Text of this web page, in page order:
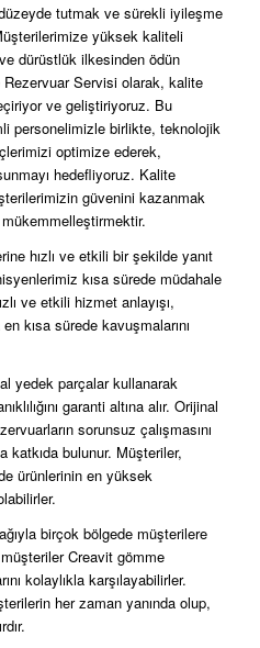
tutmak ve sürekli iyileşme
yüksek kaliteli
dürüstlük ilkesinden ödün
Rezervuar Servisi olarak, kalite
ve geliştiriyoruz. Bu
personelimizle birlikte, teknolojik
optimize ederek,
hedefliyoruz. Kalite
güvenini kazanmak
hızlı ve etkili bir şekilde yanıt
kısa sürede müdahale
ve etkili hizmet anlayışı,
kısa sürede kavuşmalarını
yedek parçalar kullanarak
garanti altına alır. Orijinal
sorunsuz çalışmasını
katkıda bulunur. Müşteriler,
ürünlerinin en yüksek
birçok bölgede müşterilere
Creavit gömme
kolaylıkla karşılayabilirler.
her zaman yanında olup,